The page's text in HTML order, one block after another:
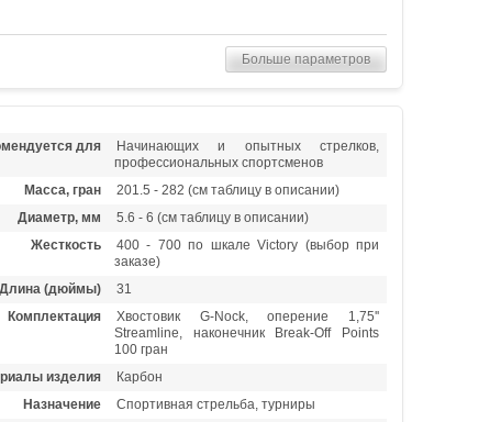
Больше параметров
для
Начинающих и опытных стрелков,
профессиональных спортсменов
Масса, гран
201.5 - 282 (см таблицу в описании)
Диаметр, мм
5.6 - 6 (см таблицу в описании)
Жесткость
400 - 700 по шкале Victory (выбор при
заказе)
Длина (дюймы)
31
Комплектация
Хвостовик G-Nock, оперение 1,75''
Streamline, наконечник Break-Off Points
100 гран
изделия
Карбон
Назначение
Спортивная стрельба, турниры